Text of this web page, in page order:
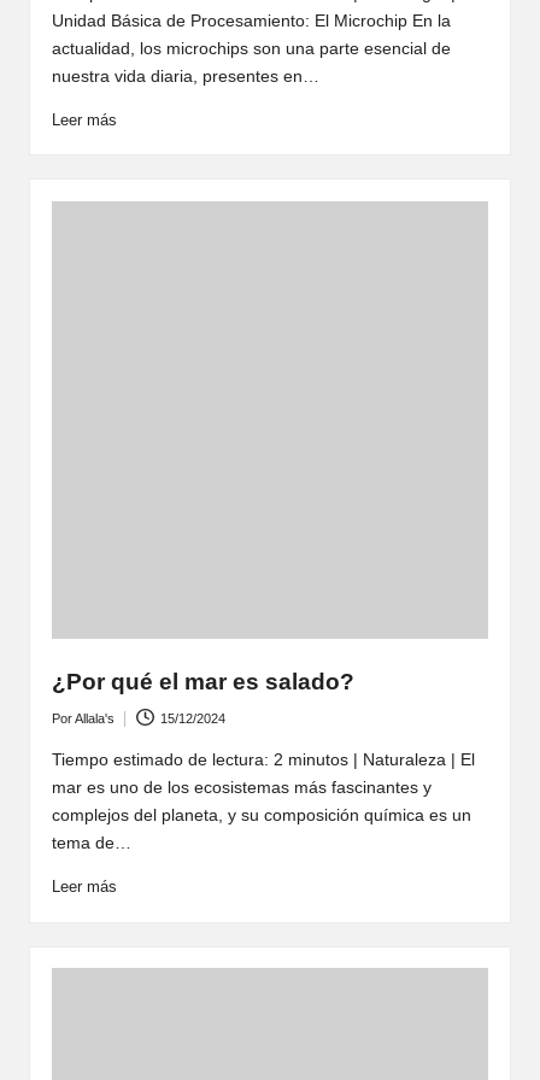
Unidad Básica de Procesamiento: El Microchip En la
actualidad, los microchips son una parte esencial de
nuestra vida diaria, presentes en…
Leer más
¿Por qué el mar es salado?
por
PorAllala's 15/12/2024
Tiempo estimado de lectura: 2 minutos | Naturaleza | El
mar es uno de los ecosistemas más fascinantes y
complejos del planeta, y su composición química es un
tema de…
Leer más